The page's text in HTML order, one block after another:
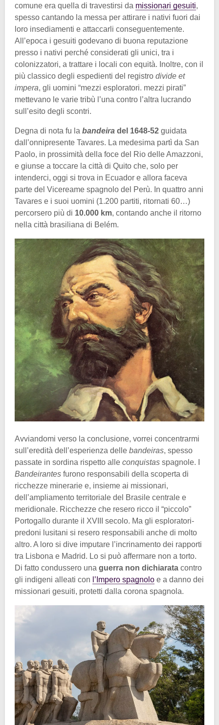
comune era quella di travestirsi da missionari gesuiti,
spesso cantando la messa per attirare i nativi fuori dai
loro insediamenti e attaccarli conseguentemente.
All’epoca i gesuiti godevano di buona reputazione
presso i nativi perché considerati gli unici, tra i
colonizzatori, a trattare i locali con equità. Inoltre, con il
più classico degli espedienti del registro divide et
impera, gli uomini “mezzi esploratori. mezzi pirati”
mettevano le varie tribù l’una contro l’altra lucrando
sull’esito degli scontri.
Degna di nota fu la bandeira del 1648-52 guidata
dall’onnipresente Tavares. La medesima partì da San
Paolo, in prossimità della foce del Rio delle Amazzoni,
e giunse a toccare la città di Quito che, solo per
intenderci, oggi si trova in Ecuador e allora faceva
parte del Vicereame spagnolo del Perù. In quattro anni
Tavares e i suoi uomini (1.200 partiti, ritornati 60…)
percorsero più di 10.000 km, contando anche il ritorno
nella città brasiliana di Belém.
Avviandomi verso la conclusione, vorrei concentrarmi
sull’eredità dell’esperienza delle bandeiras, spesso
passate in sordina rispetto alle conquistas spagnole. I
Bandeirantes furono responsabili della scoperta di
ricchezze minerarie e, insieme ai missionari,
dell’ampliamento territoriale del Brasile centrale e
meridionale. Ricchezze che resero ricco il “piccolo”
Portogallo durante il XVIII secolo. Ma gli esploratori-
predoni lusitani si resero responsabili anche di molto
altro. A loro si dive imputare l’incrinamento dei rapporti
tra Lisbona e Madrid. Lo si può affermare non a torto.
Di fatto condussero una guerra non dichiarata contro
gli indigeni alleati con l’Impero spagnolo e a danno dei
missionari gesuiti, protetti dalla corona spagnola.